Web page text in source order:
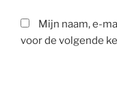
Mijn naam, e-
voor de volgende